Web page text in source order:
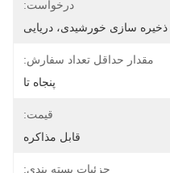
درخواست:
مقدار حداقل تعداد سفارش:
پنجاه تا
قیمت:
قابل مذاکره
جزئیات بسته بندی: